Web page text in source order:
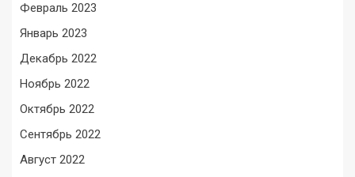
Февраль 2023
Январь 2023
Декабрь 2022
Ноябрь 2022
Октябрь 2022
Сентябрь 2022
Август 2022